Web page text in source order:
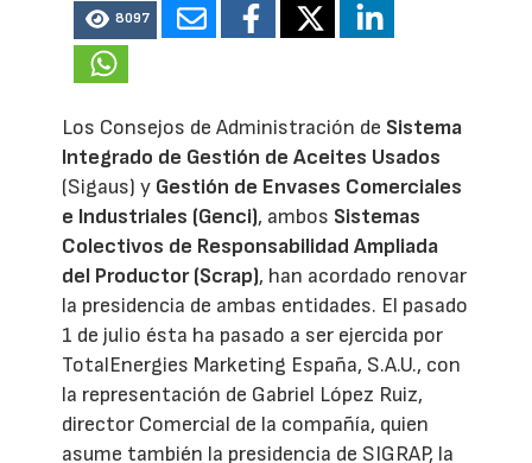
8097
Los Consejos de Administración de Sistema
Integrado de Gestión de Aceites Usados
(Sigaus) y Gestión de Envases Comerciales
e Industriales (Genci), ambos Sistemas
Colectivos de Responsabilidad Ampliada
del Productor (Scrap), han acordado renovar
la presidencia de ambas entidades. El pasado
1 de julio ésta ha pasado a ser ejercida por
TotalEnergies Marketing España, S.A.U., con
la representación de Gabriel López Ruiz,
director Comercial de la compañía, quien
asume también la presidencia de SIGRAP, la